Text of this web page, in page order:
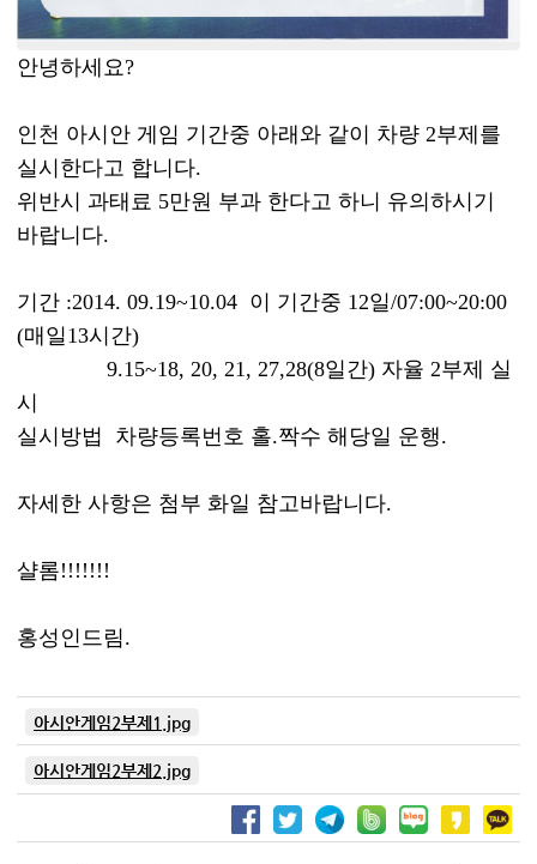
안녕하세요?
인천 아시안 게임 기간중 아래와 같이 차량 2부제를
실시한다고 합니다.
위반시 과태료 5만원 부과 한다고 하니 유의하시기
바랍니다.
기간 :2014. 09.19~10.04 이 기간중 12일/07:00~20:00
(매일13시간)
9.15~18, 20, 21, 27,28(8일간) 자율 2부제 실
시
실시방법 차량등록번호 홀.짝수 해당일 운행.
자세한 사항은 첨부 화일 참고바랍니다.
샬롬!!!!!!!
홍성인드림.
아시안게임2부제1.jpg
아시안게임2부제2.jpg